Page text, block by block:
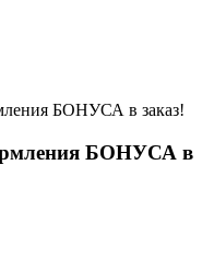
БОНУСА в заказ!
БОНУСА в